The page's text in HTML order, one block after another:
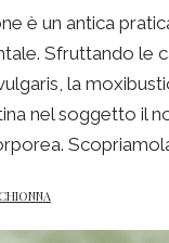
è un antica
Sfruttando le
la
nel soggetto il